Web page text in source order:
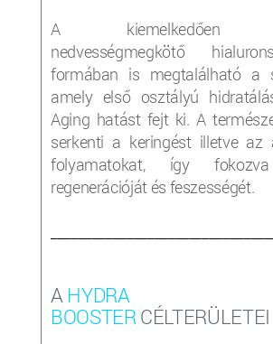
A kiemelkedően
nedvességmegkötő
formában is megtalálható a
amely első osztályú
Aging hatást fejt ki. A
serkenti a keringést illetve az
folyamatokat, így
regenerációját és feszességét.
A HYDRA
BOOSTER CÉLTERÜLETEI